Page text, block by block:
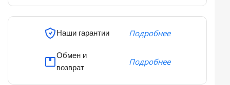
Наши гарантии Подробнее
Обмен и
возврат
Подробнее